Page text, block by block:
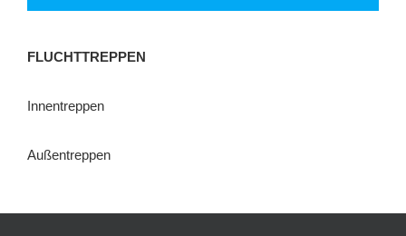
FLUCHTTREPPEN
Innentreppen
Außentreppen